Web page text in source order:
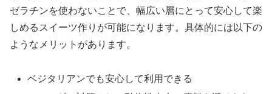
ゼラチンを使わないことで、幅広い層にとって安心して楽
しめるスイーツ作りが可能になります。具体的には以下の
ようなメリットがあります。
ベジタリアンでも安心して利用できる